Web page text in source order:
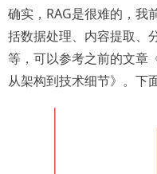
确实，RAG是很难的，我
括数据处理、内容提取
等，可以参考之前的文
从架构到技术细节》。下